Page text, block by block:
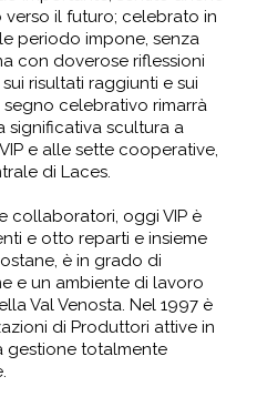
il futuro; celebrato in
periodo impone, senza
con doverose riflessioni
risultati raggiunti e sui
celebrativo rimarrà
significativa scultura a
e alle sette cooperative,
di Laces.
collaboratori, oggi VIP è
e otto reparti e insieme
è in grado di
e un ambiente di lavoro
Val Venosta. Nel 1997 è
di Produttori attive in
gestione totalmente